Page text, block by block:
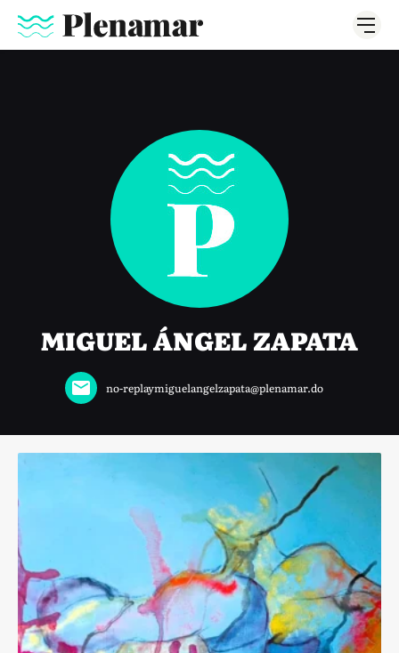
MIGUEL ÁNGEL ZAPATA
no-replaymiguelangelzapata@plenamar.do